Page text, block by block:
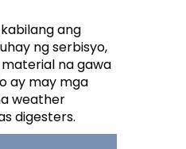
ang
ng serbisyo,
na gawa
ay may mga
weather
digesters.